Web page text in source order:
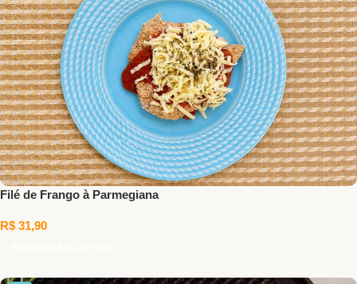
Filé de Frango à Parmegiana
R$ 31,90